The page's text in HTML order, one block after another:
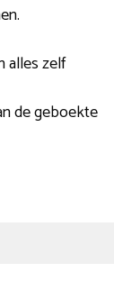
alles zelf
de geboekte